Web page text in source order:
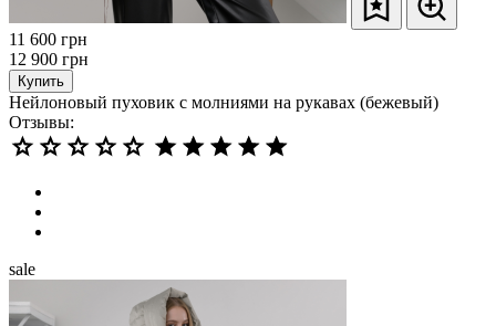
11 600 грн
12 900 грн
Купить
Нейлоновый пуховик с молниями на рукавах (бежевый)
Отзывы:
sale